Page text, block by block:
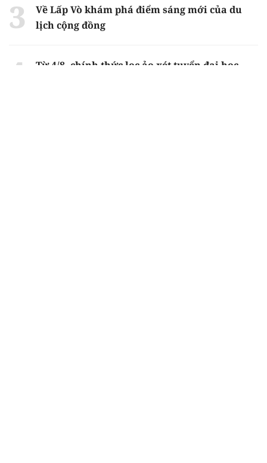
Về Lấp Vò khám phá điểm sáng mới của du
lịch cộng đồng
Từ 4/8, chính thức lọc ảo xét tuyển đại học